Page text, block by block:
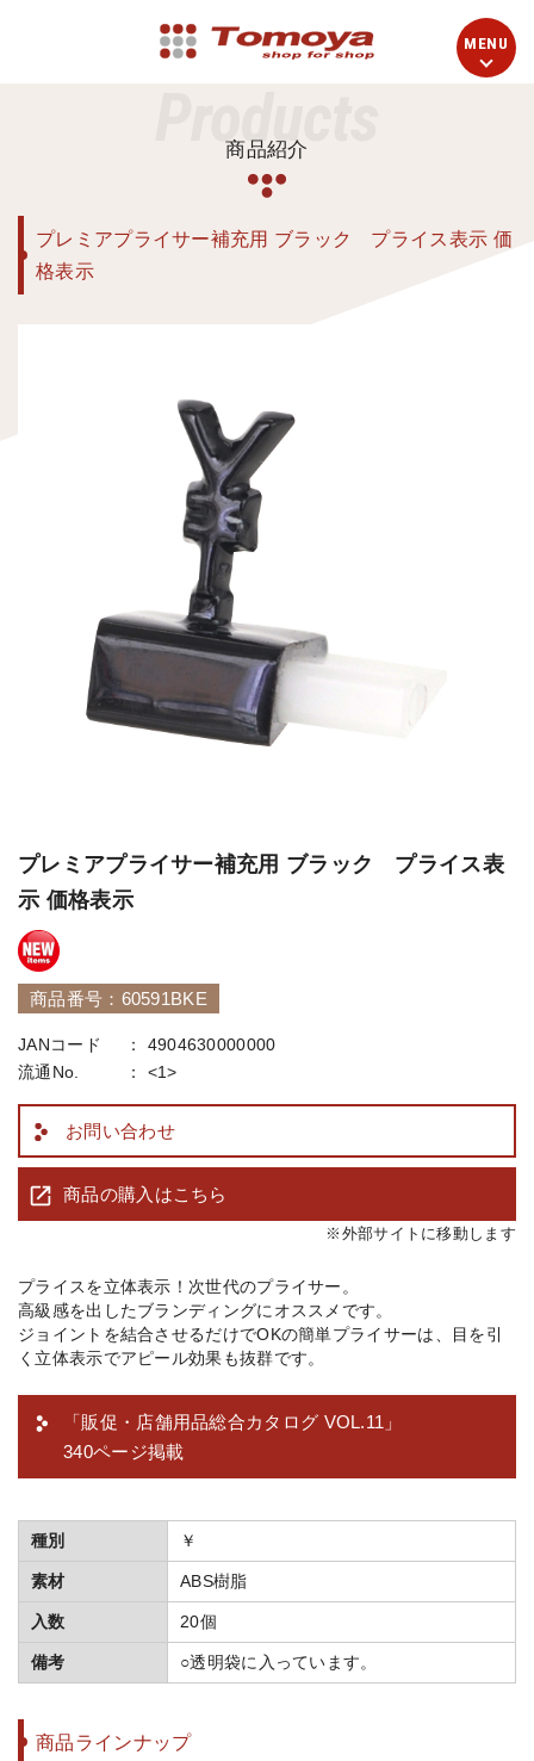
Products
商品紹介
プレミアプライサー補充用 ブラック プライス表示 価
格表示
プレミアプライサー補充用 ブラック プライス表
示 価格表示
商品番号：60591BKE
JANコード
4904630000000
流通No.
<1>
お問い合わせ
商品の購入はこちら
※外部サイトに移動します
プライスを立体表示！次世代のプライサー。
高級感を出したブランディングにオススメです。
ジョイントを結合させるだけでOKの簡単プライサーは、目を引
く立体表示でアピール効果も抜群です。
「販促・店舗用品総合カタログ VOL.11」
340ページ掲載
種別 ￥
素材 ABS樹脂
入数 20個
備考 ○透明袋に入っています。
商品ラインナップ